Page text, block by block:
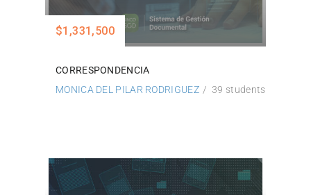
$1,331,500
CORRESPONDENCIA
MONICA DEL PILAR RODRIGUEZ
39 students